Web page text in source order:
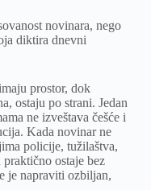
novinara, nego
diktira dnevni
prostor, dok
ostaju po strani. Jedan
ne izveštava češće i
Kada novinar ne
policije, tužilaštva,
ostaje bez
je napraviti ozbiljan,